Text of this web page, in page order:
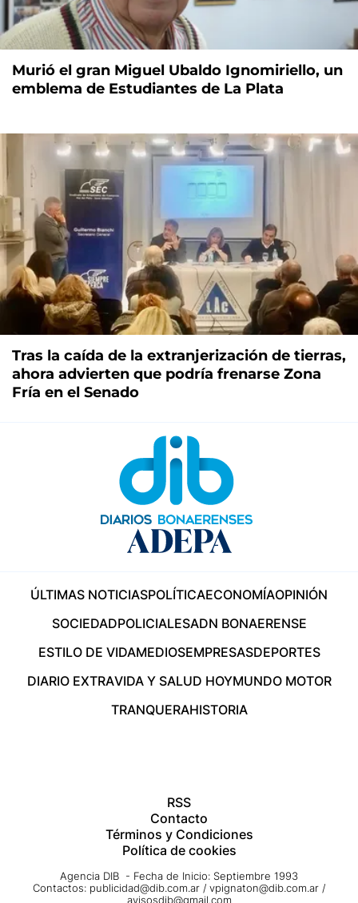
Murió el gran Miguel Ubaldo Ignomiriello, un
emblema de Estudiantes de La Plata
Tras la caída de la extranjerización de tierras,
ahora advierten que podría frenarse Zona
Fría en el Senado
ÚLTIMAS NOTICIASPOLÍTICAECONOMÍAOPINIÓN
SOCIEDADPOLICIALESADN BONAERENSE
ESTILO DE VIDAMEDIOSEMPRESASDEPORTES
DIARIO EXTRAVIDA Y SALUD HOYMUNDO MOTOR
TRANQUERAHISTORIA
RSS
Contacto
Términos y Condiciones
Política de cookies
Agencia DIB - Fecha de Inicio: Septiembre 1993
Contactos: publicidad@dib.com.ar / vpignaton@dib.com.ar /
avisosdib@gmail.com